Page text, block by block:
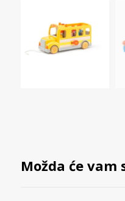
Možda će